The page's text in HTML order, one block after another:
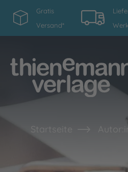
Gratis
Versand*
Startseite